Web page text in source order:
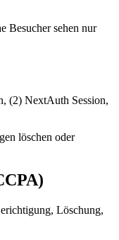
Besucher sehen nur
(2) NextAuth Session,
löschen oder
Löschung,